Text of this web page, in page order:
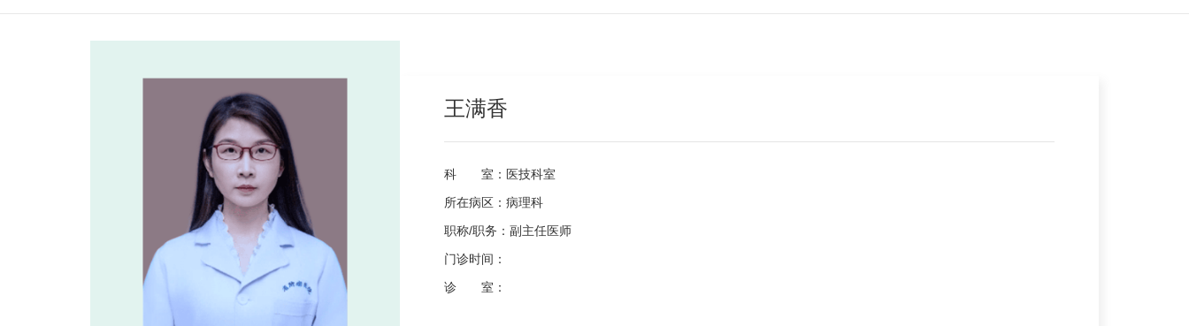
王满香
科 室： 医技科室
所在病区： 病理科
职称/职务： 副主任医师
门诊时间：
诊 室：